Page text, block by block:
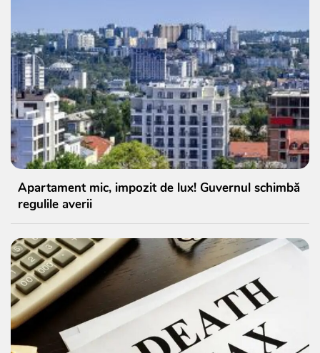
Apartament mic, impozit de lux! Guvernul schimbă
regulile averii